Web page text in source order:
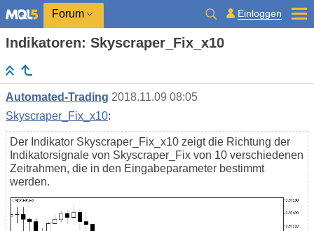
Forum Einloggen
Indikatoren: Skyscraper_Fix_x10
Automated-Trading 2018.11.09 08:05
Skyscraper_Fix_x10:
Der Indikator Skyscraper_Fix_x10 zeigt die Richtung der
Indikatorsignale von Skyscraper_Fix von 10 verschiedenen
Zeitrahmen, die in den Eingabeparameter bestimmt
werden.